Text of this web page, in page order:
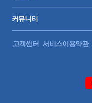
커뮤니티
고객센터 서비스이용약관